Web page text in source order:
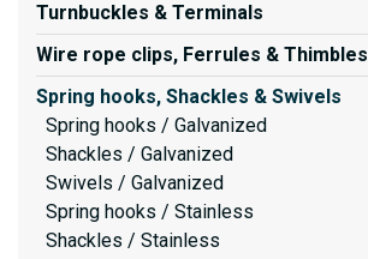
Turnbuckles & Terminals
Wire rope clips, Ferrules & Thimbles
Spring hooks, Shackles & Swivels
Spring hooks / Galvanized
Shackles / Galvanized
Swivels / Galvanized
Spring hooks / Stainless
Shackles / Stainless